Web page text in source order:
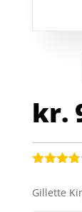
kr.
ud af 5
Gillette